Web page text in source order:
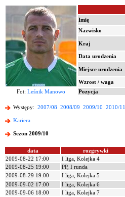
Imię
Nazwisko
Kraj
Data urodzenia
Miejsce urodzenia
Wzrost / waga
Fot: Leśnik Manowo Pozycja
Występy: 2007/08 2008/09 2009/10 2010/11
Kariera
Sezon 2009/10
data rozgrywki
2009-08-22 17:00
I liga, Kolejka 4
2009-08-25 19:00
PP, I runda
2009-08-29 19:00
I liga, Kolejka 5
2009-09-02 17:00
I liga, Kolejka 6
2009-09-06 18:00
I liga, Kolejka 7